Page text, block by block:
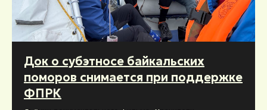
Док о субэтносе байкальских
поморов снимается при поддержке
ФПРК